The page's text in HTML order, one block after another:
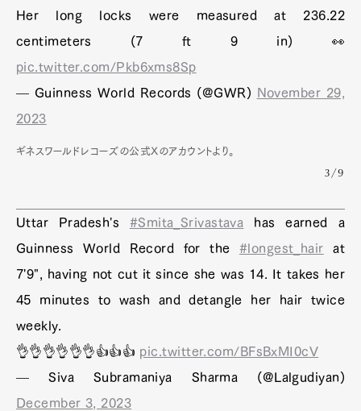
Her long locks were measured at 236.22
centimeters (7 ft 9 in) 👀
pic.twitter.com/Pkb6xms8Sp
— Guinness World Records (@GWR)
November 29,
2023
ギネスワールドレコーズの公式Xのアカウントより。
3/9
Uttar Pradesh's #Smita_Srivastava has earned a
Guinness World Record for the #longest_hair at
7'9", having not cut it since she was 14. It takes her
45 minutes to wash and detangle her hair twice
weekly.
👌👌👌👌👌👌👍👍👍 pic.twitter.com/BFsBxMI0cV
— Siva Subramaniya Sharma (@Lalgudiyan)
December 3, 2023